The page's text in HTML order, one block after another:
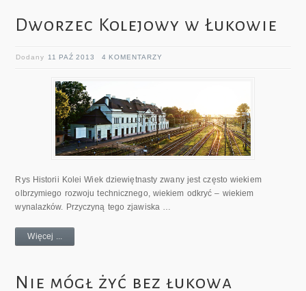
Dworzec Kolejowy w Łukowie
Dodany 11 PAŹ 2013 4 KOMENTARZY
Rys Historii Kolei Wiek dziewiętnasty zwany jest często wiekiem
olbrzymiego rozwoju technicznego, wiekiem odkryć – wiekiem
wynalazków. Przyczyną tego zjawiska …
Więcej ...
Nie mógł żyć bez łukowa